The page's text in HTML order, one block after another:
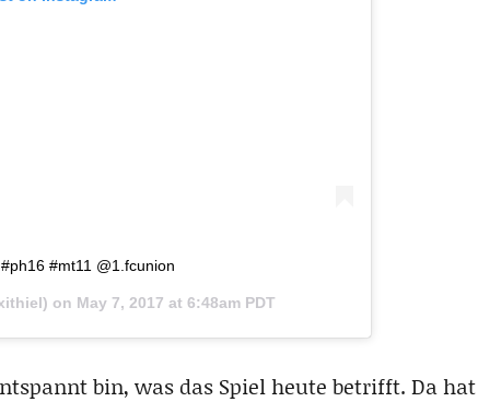
#mt11 @1.fcunion
on May 7, 2017 at 6:48am PDT
bin, was das Spiel heute betrifft. Da hat